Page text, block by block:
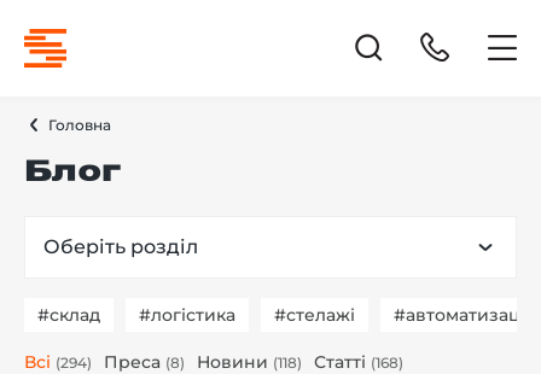
Головна
Блог
Оберіть розділ
#склад #логістика #стелажі #автоматизація
Всі (294) Преса (8) Новини (118) Статті (168)